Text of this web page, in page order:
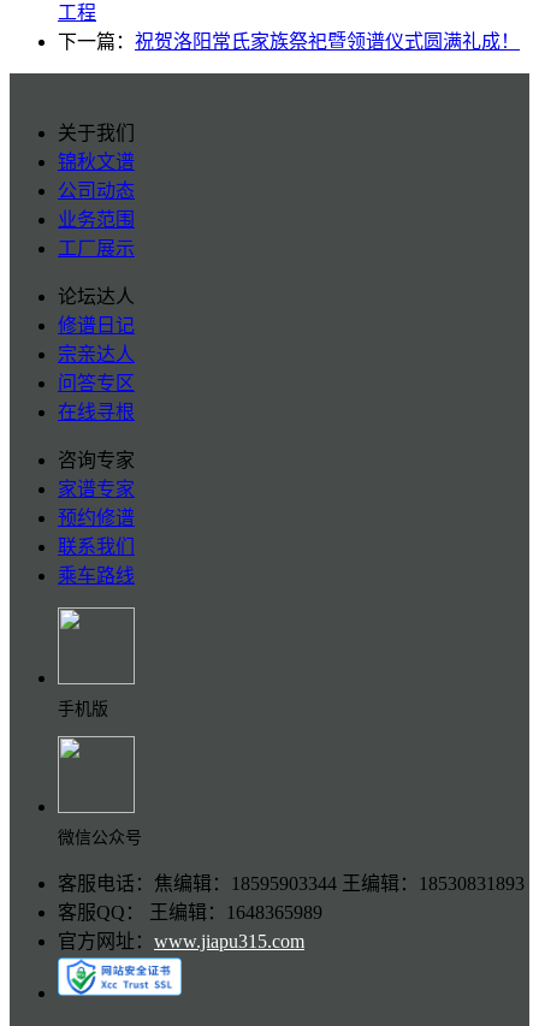
工程
下一篇： 祝贺洛阳常氏家族祭祀暨领谱仪式圆满礼成！
关于我们
锦秋文谱
公司动态
业务范围
工厂展示
论坛达人
修谱日记
宗亲达人
问答专区
在线寻根
咨询专家
家谱专家
预约修谱
联系我们
乘车路线
手机版
微信公众号
客服电话：焦编辑：18595903344 王编辑：18530831893
客服QQ： 王编辑：1648365989
官方网址： www.jiapu315.com